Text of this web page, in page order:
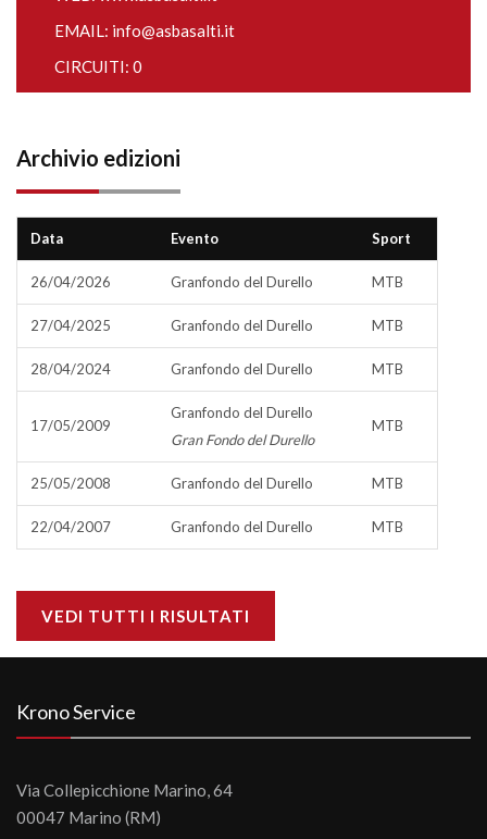
EMAIL: info@asbasalti.it
CIRCUITI: 0
Archivio edizioni
Data Evento Sport
26/04/2026 Granfondo del Durello MTB
27/04/2025 Granfondo del Durello MTB
28/04/2024 Granfondo del Durello MTB
17/05/2009
Granfondo del Durello
Gran Fondo del Durello
MTB
25/05/2008 Granfondo del Durello MTB
22/04/2007 Granfondo del Durello MTB
VEDI TUTTI I RISULTATI
Krono Service
Via Collepicchione Marino, 64
00047 Marino (RM)